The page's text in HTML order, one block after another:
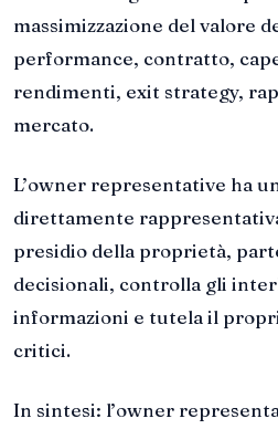
massimizzazione del valore
performance, contratto,
rendimenti, exit strategy,
mercato.
L’owner representative ha
direttamente
presidio della proprietà,
decisionali, controlla gli
informazioni e tutela il
critici.
In sintesi: l’owner